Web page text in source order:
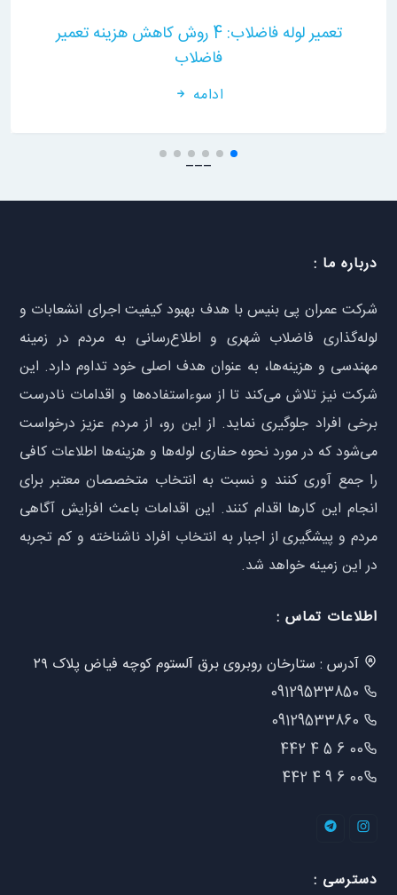
تعمیر لوله فاضلاب: 4 روش کاهش هزینه تعمیر
فاضلاب
ادامه
___
درباره ما :
شرکت عمران پی بنیس با هدف بهبود کیفیت اجرای انشعابات و
لوله‌گذاری فاضلاب شهری و اطلاع‌رسانی به مردم در زمینه
مهندسی و هزینه‌ها، به عنوان هدف اصلی خود تداوم دارد. این
شرکت نیز تلاش می‌کند تا از سوءاستفاده‌ها و اقدامات نادرست
برخی افراد جلوگیری نماید. از این رو، از مردم عزیز درخواست
می‌شود که در مورد نحوه حفاری لوله‌ها و هزینه‌ها اطلاعات کافی
را جمع آوری کنند و نسبت به انتخاب متخصصان معتبر برای
انجام این کارها اقدام کنند. این اقدامات باعث افزایش آگاهی
مردم و پیشگیری از اجبار به انتخاب افراد ناشناخته و کم تجربه
در این زمینه خواهد شد.
اطلاعات تماس :
آدرس : ستارخان روبروی برق آلستوم کوچه فیاض پلاک ۲۹
00 6 5 4 442
00 6 9 4 442
دسترسی :